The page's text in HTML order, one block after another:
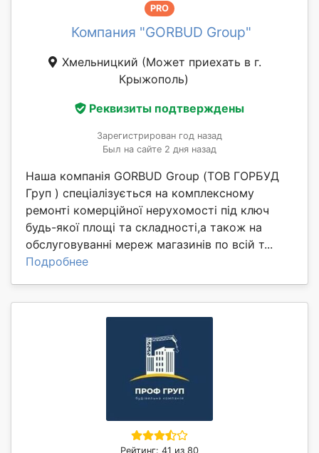
PRO
Компания "GORBUD Group"
Хмельницкий (Может приехать в г.
Крыжополь)
Реквизиты подтверждены
Зарегистрирован год назад
Был на сайте 2 дня назад
Наша компанія GORBUD Group (ТОВ ГОРБУД
Груп ) спеціалізується на комплексному
ремонті комерційної нерухомості під ключ
будь-якої площі та складності,а також на
обслуговуванні мереж магазинів по всій т...
Подробнее
Рейтинг: 41 из 80